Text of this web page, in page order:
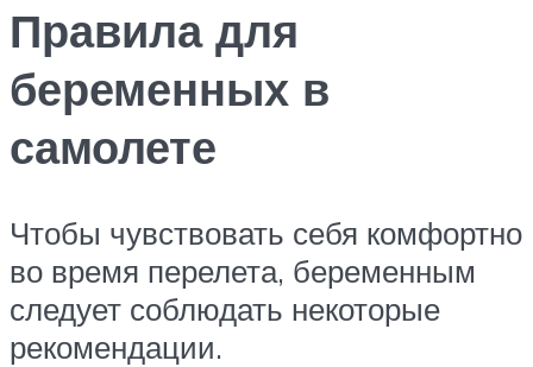
Правила для
беременных в
самолете
Чтобы чувствовать себя комфортно
во время перелета, беременным
следует соблюдать некоторые
рекомендации.